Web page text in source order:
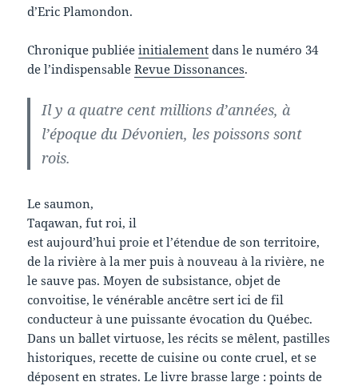
d’Eric Plamondon.
Chronique publiéeinitialement dans le numéro 34
de l’indispensableRevue Dissonances.
Il y a quatre cent millions d’années, à
l’époque du Dévonien, les poissons sont
rois.
Le saumon,
Taqawan, fut roi, il
est aujourd’hui proie et l’étendue de son territoire,
de la rivière à la mer puis à nouveau à la rivière, ne
le sauve pas. Moyen de subsistance, objet de
convoitise, le vénérable ancêtre sert ici de fil
conducteur à une puissante évocation du Québec.
Dans un ballet virtuose, les récits se mêlent, pastilles
historiques, recette de cuisine ou conte cruel, et se
déposent en strates. Le livre brasse large : points de